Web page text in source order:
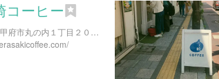
コーヒー
山梨県甲府市丸の内１丁目２０-２２